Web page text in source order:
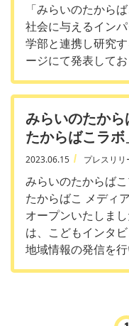
「みらいのたから
社会に与えるイン
学部と連携し研究
ージにて発表してお
みらいのたか
たからばこラボ
2023.06.15 プレスリリ
みらいのたからば
たからばこ メディ
オープンいたしま
は、こどもインタ
地域情報の発信を